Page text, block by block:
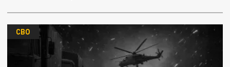
СВО